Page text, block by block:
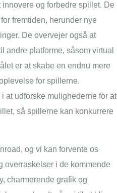
og forbedre spillet. De
fremtiden, herunder nye
De overvejer også at
andre platforme, såsom virtual
er at skabe en endnu mere
for spillerne.
at udforske mulighederne for at
så spillerne kan konkurrere
og vi kan forvente os
i de kommende
charmerende grafik og